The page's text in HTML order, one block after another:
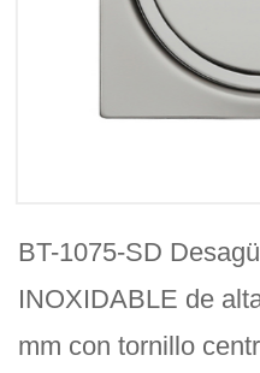
BT-1075-SD
INOXIDABLE de
mm con tornillo